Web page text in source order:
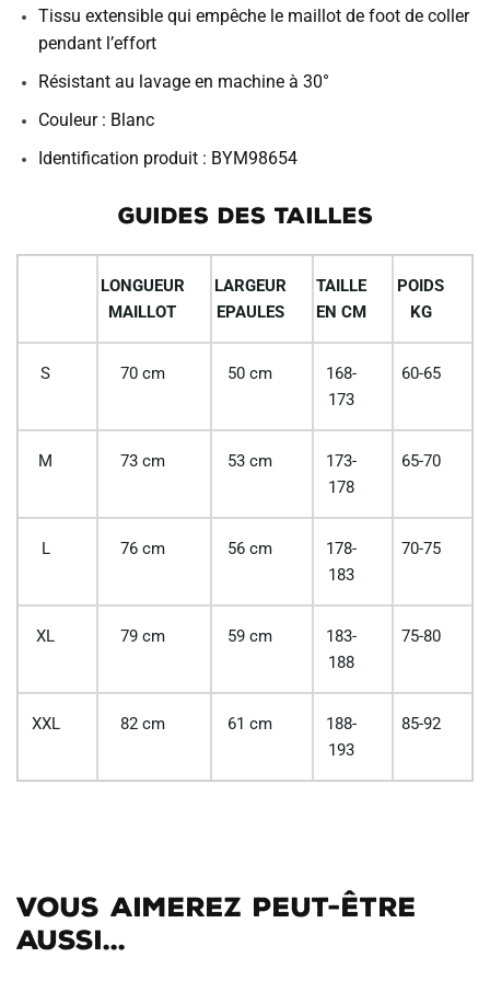
Tissu extensible qui empêche le maillot de foot de coller
pendant l’effort
Résistant au lavage en machine à 30°
Couleur : Blanc
Identification produit : BYM98654
GUIDES DES TAILLES
LONGUEUR
MAILLOT
LARGEUR
EPAULES
TAILLE
EN CM
POIDS
KG
S 70 cm 50 cm
168-
173
60-65
M 73 cm 53 cm
173-
178
65-70
L 76 cm 56 cm
178-
183
70-75
XL 79 cm 59 cm
183-
188
75-80
XXL 82 cm 61 cm
188-
193
85-92
Vous aimerez peut-être
aussi...